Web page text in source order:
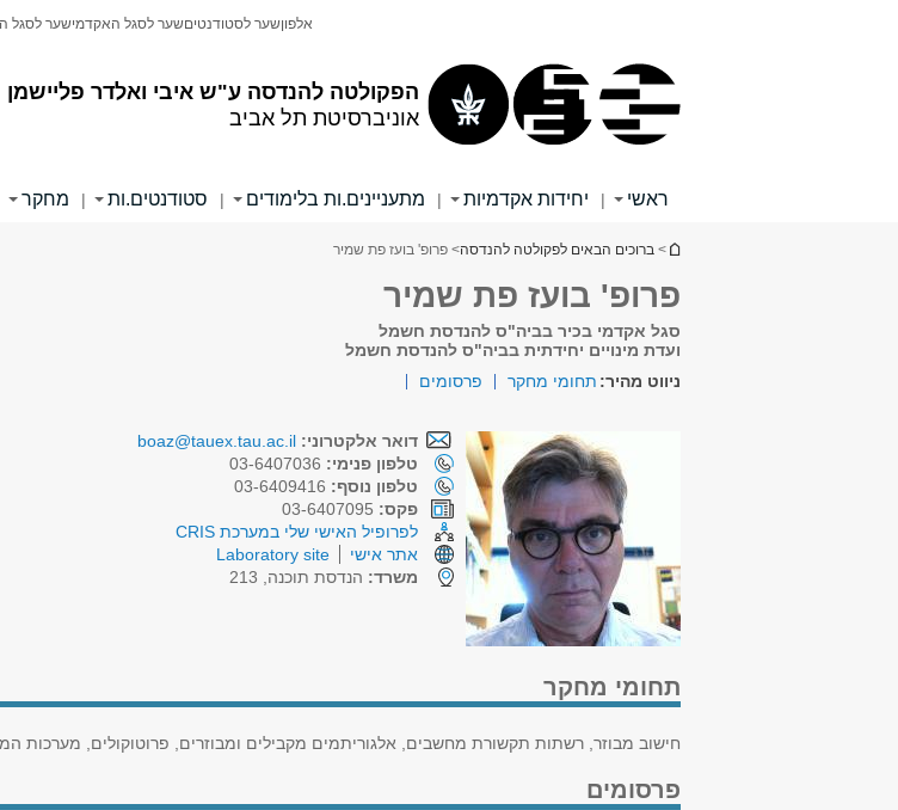
הפקולטה להנדסה ע"ש איבי ואלדר פליישמן
אוניברסיטת תל אביב
אלפוןשער לסטודנטיםשער לסגל האקדמישער לסגל
ראשי | יחידות אקדמיות | מתעניינים.ות בלימודים | סטודנטים.ות | מחקר
הינך נמצא כאן
> ברוכים הבאים לפקולטה להנדסה> פרופ' בועז פת שמיר
פרופ' בועז פת שמיר
סגל אקדמי בכיר בביה"ס להנדסת חשמל
ועדת מינויים יחידתית בביה"ס להנדסת חשמל
ניווט מהיר: תחומי מחקר פרסומים
דואר אלקטרוני: boaz@tauex.tau.ac.il
טלפון פנימי:
טלפון נוסף:
פקס:
לפרופיל האישי שלי במערכת CRIS
אתר אישי
Laboratory site
משרד: הנדסת תוכנה, 213
תחומי מחקר
חישוב מבוזר, רשתות תקשורת מחשבים, אלגוריתמים מקבילים ומבוזרים, פרוטוקולים, מערכות
פרסומים